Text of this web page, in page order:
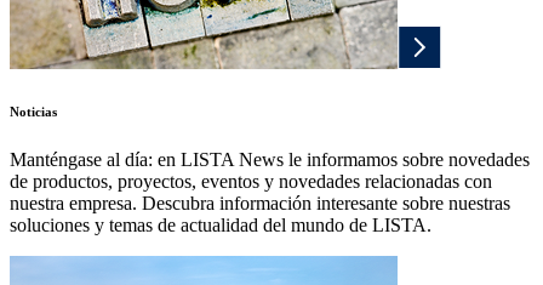
Noticias
Manténgase al día: en LISTA News le informamos sobre novedades
de productos, proyectos, eventos y novedades relacionadas con
nuestra empresa. Descubra información interesante sobre nuestras
soluciones y temas de actualidad del mundo de LISTA.